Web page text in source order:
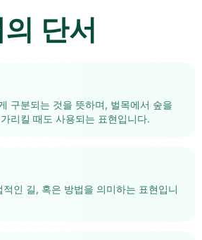
단서
구분되는 것을 뜻하며, 벌목에서 숲을
리킬 때도 사용되는 표현입니다.
인 길, 혹은 방법을 의미하는 표현입니